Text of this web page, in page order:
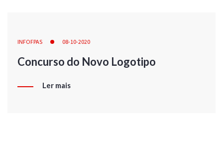
INFOFPAS 08-10-2020
Concurso do Novo Logotipo
Ler mais